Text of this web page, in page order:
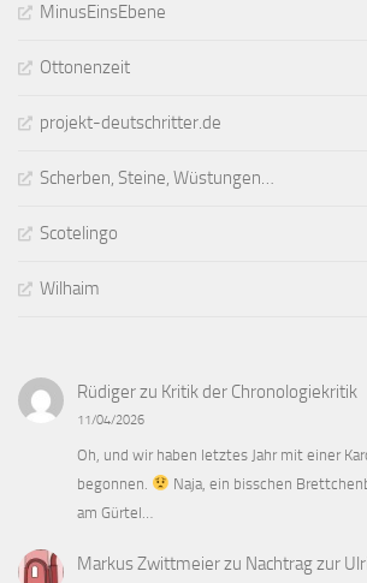
MinusEinsEbene
Ottonenzeit
projekt-deutschritter.de
Scherben, Steine, Wüstungen…
Scotelingo
Wilhaim
Rüdigerzu Kritik der Chronologiekritik
11/04/2026
Oh, und wir haben letztes Jahr mit einer
begonnen.
Naja, ein bisschen
am Gürtel…
Markus Zwittmeierzu Nachtrag zur